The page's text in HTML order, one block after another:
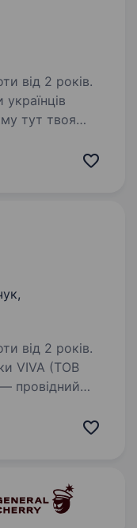
від 2 років.
тут твоя
тил
від 2 років.
провідний